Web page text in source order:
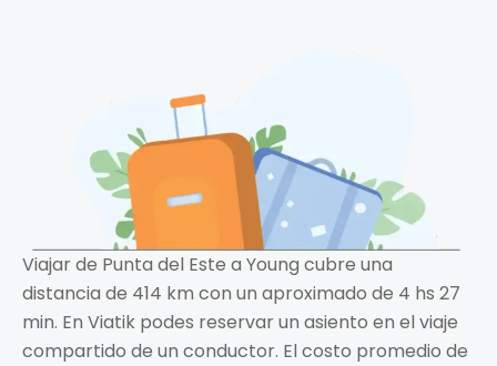
Viajar de Punta del Este a Young cubre una
distancia de 414 km con un aproximado de 4 hs 27
min. En Viatik podes reservar un asiento en el viaje
compartido de un conductor. El costo promedio de